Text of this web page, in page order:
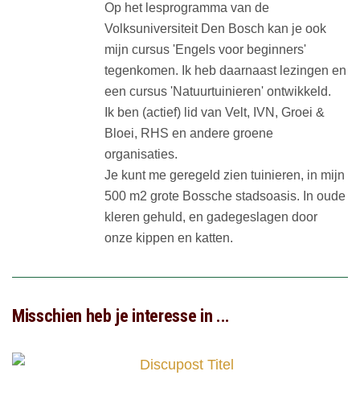
Op het lesprogramma van de
Volksuniversiteit Den Bosch kan je ook
mijn cursus 'Engels voor beginners'
tegenkomen. Ik heb daarnaast lezingen en
een cursus 'Natuurtuinieren' ontwikkeld.
Ik ben (actief) lid van Velt, IVN, Groei &
Bloei, RHS en andere groene
organisaties.
Je kunt me geregeld zien tuinieren, in mijn
500 m2 grote Bossche stadsoasis. In oude
kleren gehuld, en gadegeslagen door
onze kippen en katten.
Misschien heb je interesse in ...